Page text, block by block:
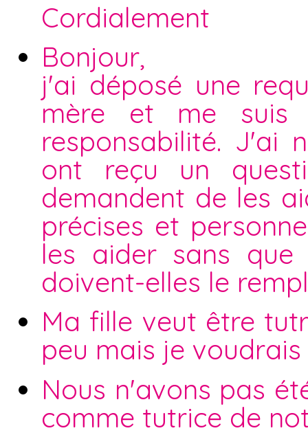
Cordialement
Bonjour,
j'ai déposé une
mère et me suis
responsabilité. J'ai
ont reçu un
demandent de les
précises et
les aider sans
doivent-elles le
Ma fille veut être
peu mais je
Nous n'avons pas
comme tutrice de